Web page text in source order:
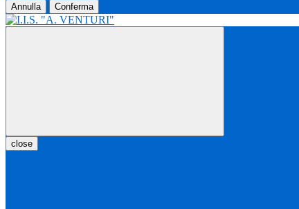
Annulla Conferma
close